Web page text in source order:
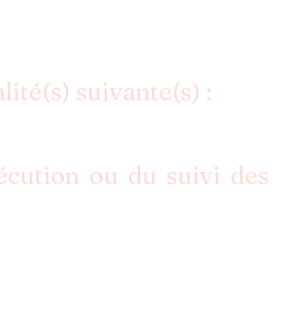
suivante(s) :
ou du suivi des